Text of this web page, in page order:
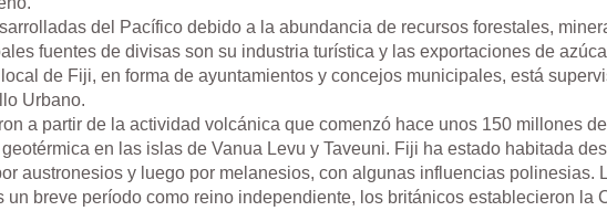
del Pacífico debido a la abundancia de recursos forestales,
fuentes de divisas son su industria turística y las exportaciones de
de Fiji, en forma de ayuntamientos y concejos municipales, está
Urbano.
a partir de la actividad volcánica que comenzó hace unos 150 millones
en las islas de Vanua Levu y Taveuni. Fiji ha estado habitada
austronesios y luego por melanesios, con algunas influencias polinesias.
un breve período como reino independiente, los británicos establecieron la